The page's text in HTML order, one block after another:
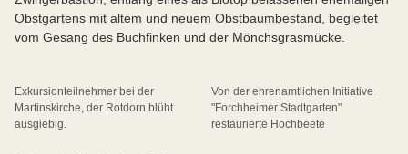
Obstgartens mit altem und neuem Obstbaumbestand, begleitet
vom Gesang des Buchfinken und der Mönchsgrasmücke.
Exkursionteilnehmer bei der
Martinskirche, der Rotdorn blüht
ausgiebig.
Von der ehrenamtlichen Initiative
"Forchheimer Stadtgarten"
restaurierte Hochbeete